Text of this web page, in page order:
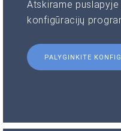
Atskirame
konfigūracijų
PALYGINKITE